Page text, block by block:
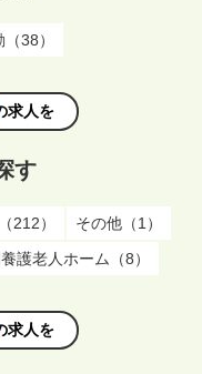
38）
求人を
す
212）
その他（1）
護老人ホーム（8）
求人を